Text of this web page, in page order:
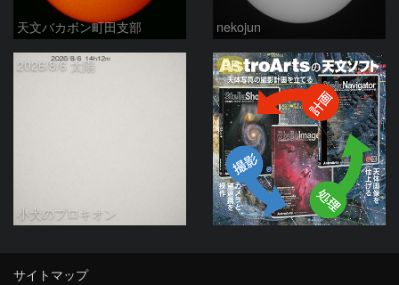
天文バカボン町田支部 nekojun
2026/8/6 太陽
小犬のプロキオン
PR
サイトマップ